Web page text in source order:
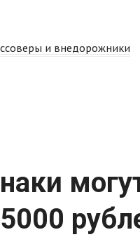
и внедорожники